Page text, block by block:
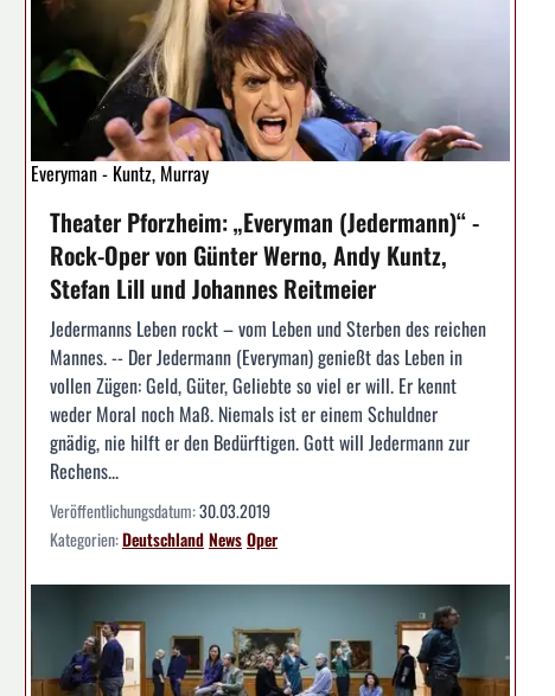
Everyman - Kuntz, Murray
Theater Pforzheim: „Everyman (Jedermann)“ -
Rock-Oper von Günter Werno, Andy Kuntz,
Stefan Lill und Johannes Reitmeier
Jedermanns Leben rockt – vom Leben und Sterben des reichen
Mannes. -- Der Jedermann (Everyman) genießt das Leben in
vollen Zügen: Geld, Güter, Geliebte so viel er will. Er kennt
weder Moral noch Maß. Niemals ist er einem Schuldner
gnädig, nie hilft er den Bedürftigen. Gott will Jedermann zur
Rechens...
Veröffentlichungsdatum:30.03.2019
Kategorien:DeutschlandNewsOper